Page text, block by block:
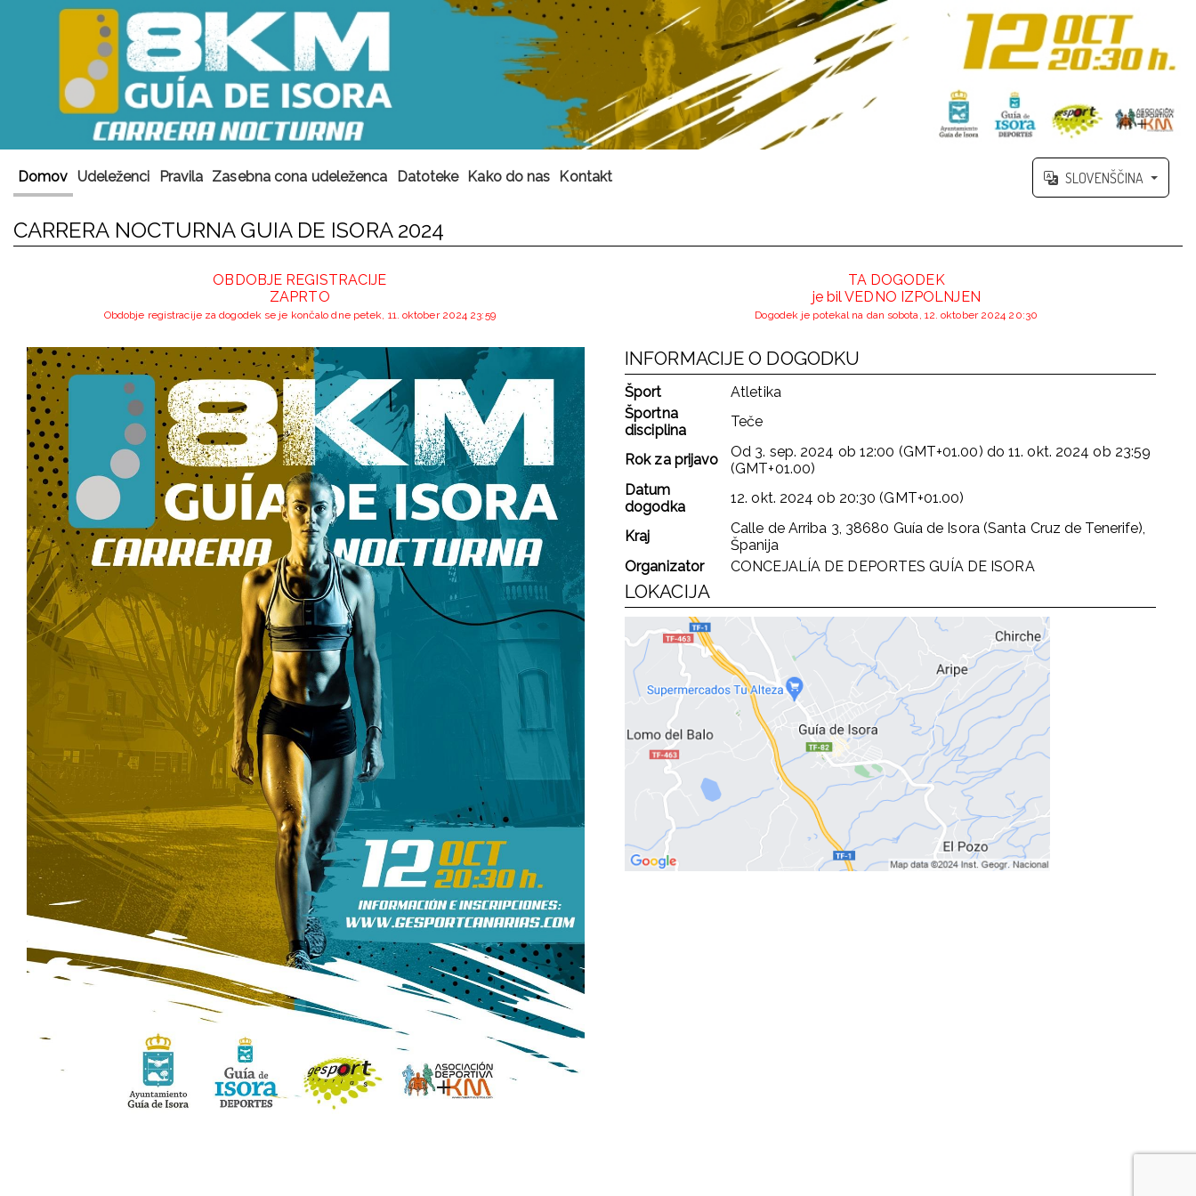
Domov Udeleženci Pravila Zasebna cona udeleženca Datoteke Kako do nas Kontakt SLOVENŠČINA
CARRERA NOCTURNA GUIA DE ISORA 2024
OBDOBJE REGISTRACIJE
ZAPRTO
Obdobje registracije za dogodek se je končalo dne petek, 11. oktober 2024 23:59
TA DOGODEK
je bil VEDNO IZPOLNJEN
Dogodek je potekal na dan sobota, 12. oktober 2024 20:30
INFORMACIJE O DOGODKU
Šport
Atletika
Športna
disciplina
Teče
Rok za prijavo Od 3. sep. 2024 ob 12:00 (GMT+01.00) do11. okt. 2024 ob 23:59
(GMT+01.00)
Datum
dogodka
12. okt. 2024 ob 20:30 (GMT+01.00)
Kraj
Calle de Arriba 3, 38680 Guía de Isora (Santa Cruz de Tenerife),
Španija
Organizator
CONCEJALÍA DE DEPORTES GUÍA DE ISORA
LOKACIJA